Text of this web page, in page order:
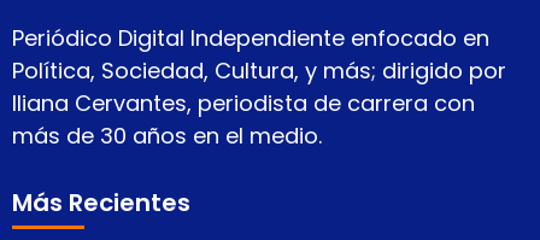
Periódico Digital Independiente enfocado en
Política, Sociedad, Cultura, y más; dirigido por
Iliana Cervantes, periodista de carrera con
más de 30 años en el medio.
Más Recientes